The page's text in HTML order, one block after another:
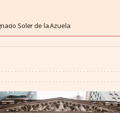
Soler de la Azuela